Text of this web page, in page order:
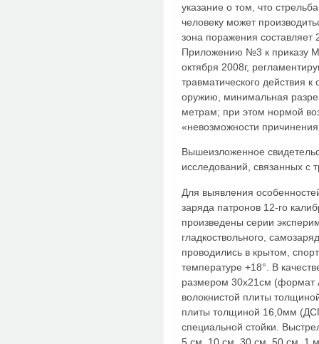
указание о том, что
человеку может
зона поражения
Приложению №3 к приказу
октября 2008г,
травматического действия
оружию, минимальная
метрам; при этом нормой
«невозможности
Вышеизложенное
исследований, связанных с
Для выявления
заряда патронов 12-го
произведены серии
гладкоствольного,
проводились в крытом,
температуре +18°. В
размером 30х21см (формат
волокнистой плиты
плиты толщиной 16,0мм
специальной стойки.